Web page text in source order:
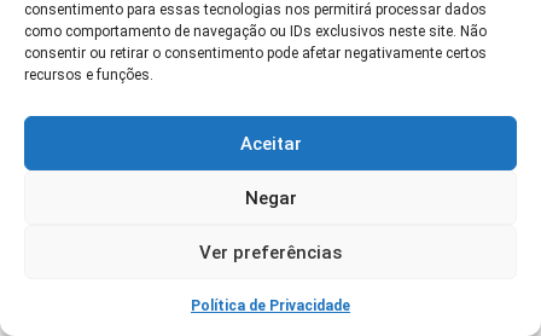
consentimento para essas tecnologias nos permitirá processar dados
como comportamento de navegação ou IDs exclusivos neste site. Não
consentir ou retirar o consentimento pode afetar negativamente certos
recursos e funções.
Aceitar
Negar
Ver preferências
Política de Privacidade
Biológicos Saíram do Laboratório, Invadiram 156
Milhões de Hectares e Estão Redesenhando o
🛒 OFERTA